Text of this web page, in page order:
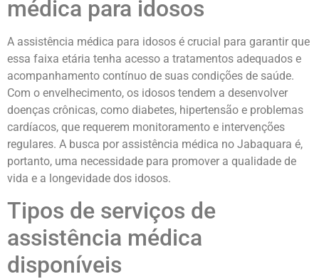
médica para idosos
A assistência médica para idosos é crucial para garantir que
essa faixa etária tenha acesso a tratamentos adequados e
acompanhamento contínuo de suas condições de saúde.
Com o envelhecimento, os idosos tendem a desenvolver
doenças crônicas, como diabetes, hipertensão e problemas
cardíacos, que requerem monitoramento e intervenções
regulares. A busca por assistência médica no Jabaquara é,
portanto, uma necessidade para promover a qualidade de
vida e a longevidade dos idosos.
Tipos de serviços de
assistência médica
disponíveis